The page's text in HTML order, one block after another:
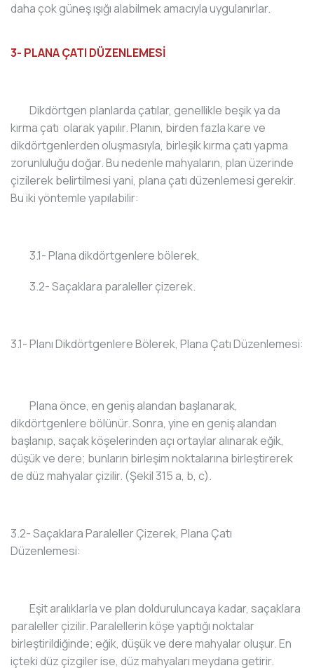
daha çok güneş ışığı alabilmek amacıyla uygulanırlar.
3- PLANA ÇATI DÜZENLEMESİ
Dikdörtgen planlarda çatılar, genellikle beşik ya da
kırma çatı olarak yapılır. Planın, birden fazla kare ve
dikdörtgenlerden oluşmasıyla, birleşik kırma çatı yapma
zorunluluğu doğar. Bu nedenle mahyaların, plan üzerinde
çizilerek belirtilmesi yani, plana çatı düzenlemesi gerekir.
Bu iki yöntemle yapılabilir:
3.1- Plana dikdörtgenlere bölerek,
3.2- Saçaklara paraleller çizerek.
3.1- Planı Dikdörtgenlere Bölerek, Plana Çatı Düzenlemesi:
Plana önce, en geniş alandan başlanarak,
dikdörtgenlere bölünür. Sonra, yine en geniş alandan
başlanıp, saçak köşelerinden açı ortaylar alınarak eğik,
düşük ve dere; bunların birleşim noktalarına birleştirerek
de düz mahyalar çizilir. (Şekil 315 a, b, c).
3.2- Saçaklara Paraleller Çizerek, Plana Çatı
Düzenlemesi:
Eşit aralıklarla ve plan dolduruluncaya kadar, saçaklara
paraleller çizilir. Paralellerin köşe yaptığı noktalar
birleştirildiğinde; eğik, düşük ve dere mahyalar oluşur. En
içteki düz çizgiler ise, düz mahyaları meydana getirir.